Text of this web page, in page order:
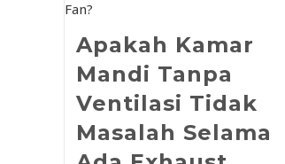
Apakah Kamar
Mandi Tanpa
Ventilasi Tidak
Masalah Selama